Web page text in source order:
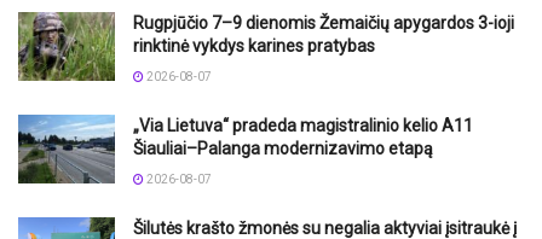
Rugpjūčio 7–9 dienomis Žemaičių apygardos 3-ioji
rinktinė vykdys karines pratybas
2026-08-07
„Via Lietuva“ pradeda magistralinio kelio A11
Šiauliai–Palanga modernizavimo etapą
2026-08-07
Šilutės krašto žmonės su negalia aktyviai įsitraukė į